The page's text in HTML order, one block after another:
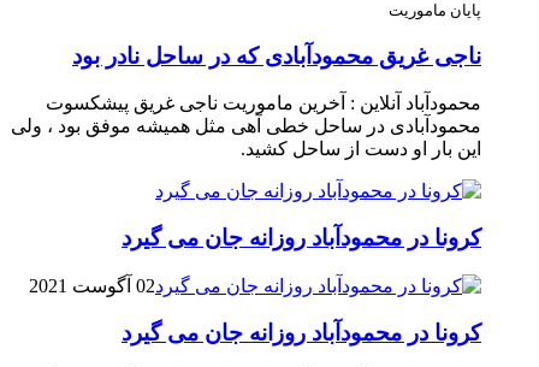
پایان ماموریت
ناجی غریق محمودآبادی که در ساحل نادر بود
محمودآباد آنلاین : آخرین ماموریت ناجی غریق پیشکسوت
محمودآبادی در ساحل خطی آهی مثل همیشه موفق بود ، ولی
این بار او دست از ساحل کشید.
کرونا در محمودآباد روزانه جان می گیرد
02 آگوست 2021
کرونا در محمودآباد روزانه جان می گیرد